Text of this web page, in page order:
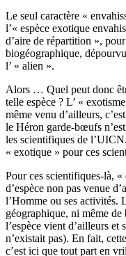
Le seul caractère «
l’« espèce exotique
d’aire de répartition »,
biogéographique,
l’ « alien ».
Alors … Quel peut donc
telle espèce ? L’ «
même venu d’ailleurs,
le Héron garde-bœufs
les scientifiques de
« exotique » pour ces
Pour ces scientifiques-là,
d’espèce non pas venue
l’Homme ou ses activités.
géographique, ni même
l’espèce vient d’ailleurs et
n’existait pas). En fait,
c’est ici que tout part en